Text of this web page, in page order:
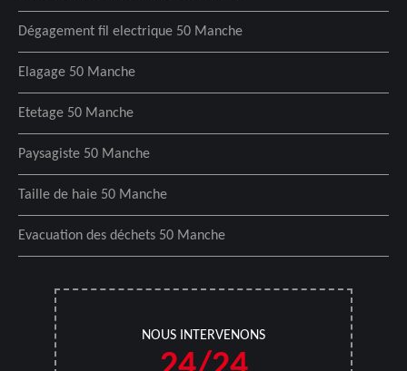
Dégagement fil electrique 50 Manche
Elagage 50 Manche
Etetage 50 Manche
Paysagiste 50 Manche
Taille de haie 50 Manche
Evacuation des déchets 50 Manche
NOUS INTERVENONS